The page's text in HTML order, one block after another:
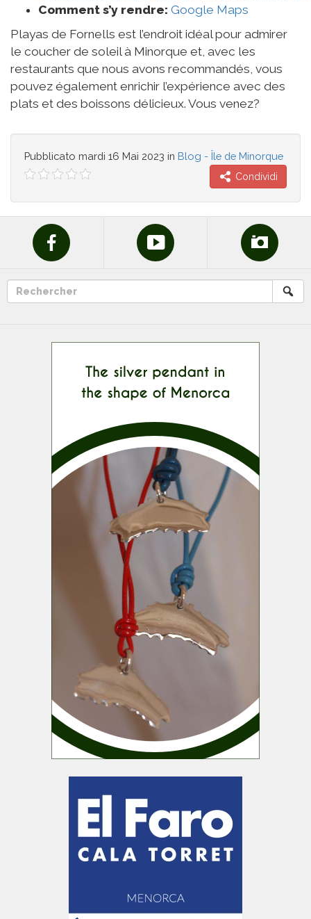
Comment s’y rendre: Google Maps
Playas de Fornells est l’endroit idéal pour admirer
le coucher de soleil à Minorque et, avec les
restaurants que nous avons recommandés, vous
pouvez également enrichir l’expérience avec des
plats et des boissons délicieux. Vous venez?
Pubblicato mardi 16 Mai 2023 in Blog - Île de Minorque
Condividi